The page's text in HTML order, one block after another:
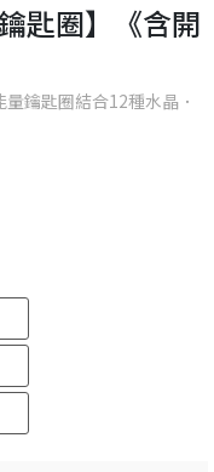
匙圈】《含開
鑰匙圈結合12種水晶．